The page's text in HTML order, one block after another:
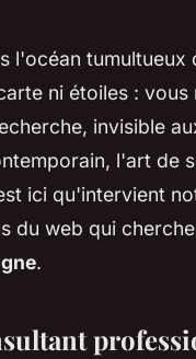
l'océan
ni étoiles :
invisible
l'art de
ici qu'intervient
du web qui
.